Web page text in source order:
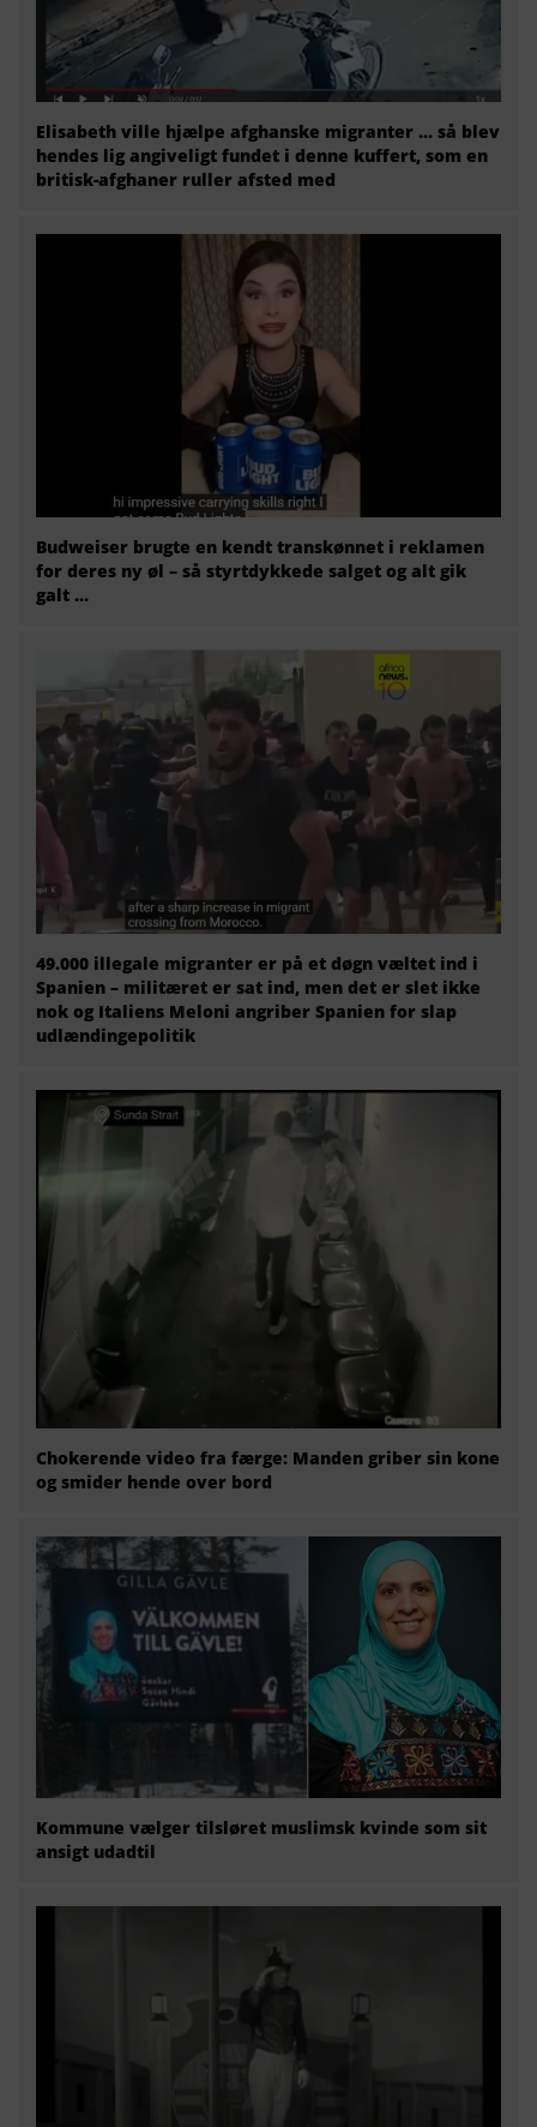
Elisabeth ville hjælpe afghanske migranter … så blev
hendes lig angiveligt fundet i denne kuffert, som en
britisk-afghaner ruller afsted med
Budweiser brugte en kendt transkønnet i reklamen
for deres ny øl – så styrtdykkede salget og alt gik
galt …
49.000 illegale migranter er på et døgn væltet ind i
Spanien – militæret er sat ind, men det er slet ikke
nok og Italiens Meloni angriber Spanien for slap
udlændingepolitik
Chokerende video fra færge: Manden griber sin kone
og smider hende over bord
Kommune vælger tilsløret muslimsk kvinde som sit
ansigt udadtil